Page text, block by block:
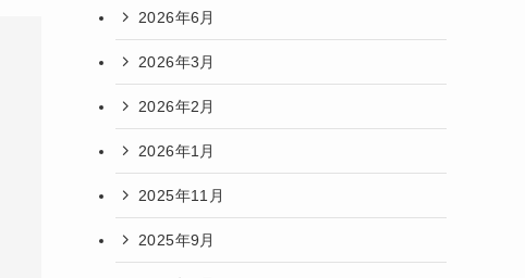
2026年6月
2026年3月
2026年2月
2026年1月
2025年11月
2025年9月